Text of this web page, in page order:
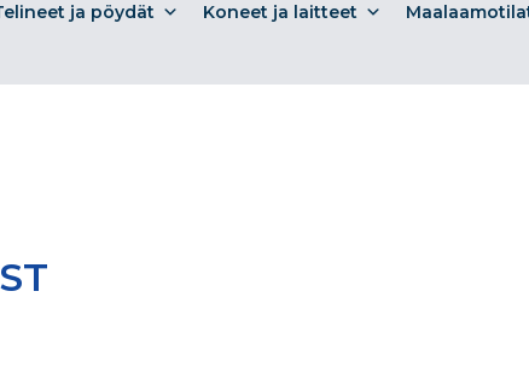
ja pöydät Koneet ja laitteet